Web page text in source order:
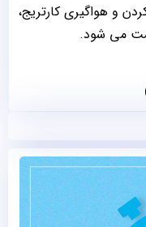
و هواگیری کارتریج،
می شود.